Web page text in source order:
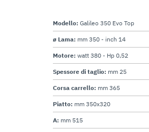
Modello: Galileo 350 Evo Top
ø Lama: mm 350 - inch 14
Motore: watt 380 - Hp 0,52
Spessore di taglio: mm 25
Corsa carrello: mm 365
Piatto: mm 350x320
A: mm 515